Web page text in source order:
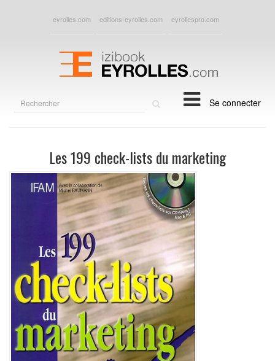
eyrolles.com editions-eyrolles.com eyrollespro.com
Se connecter
Les 199 check-lists du marketing